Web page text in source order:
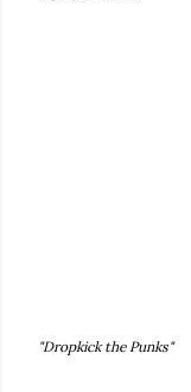
"Dropkick the Punks"